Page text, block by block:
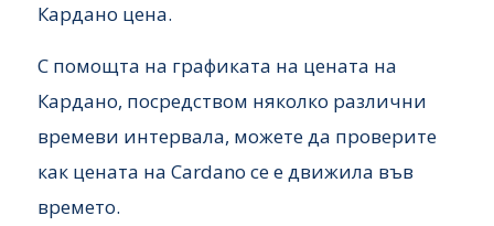
Кардано цена.
С помощта на графиката на цената на
Кардано, посредством няколко различни
времеви интервала, можете да проверите
как цената на Cardano се е движила във
времето.